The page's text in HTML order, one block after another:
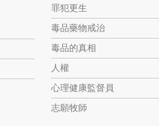
罪犯更生
毒品藥物戒治
毒品的真相
人權
心理健康監督員
志願牧師